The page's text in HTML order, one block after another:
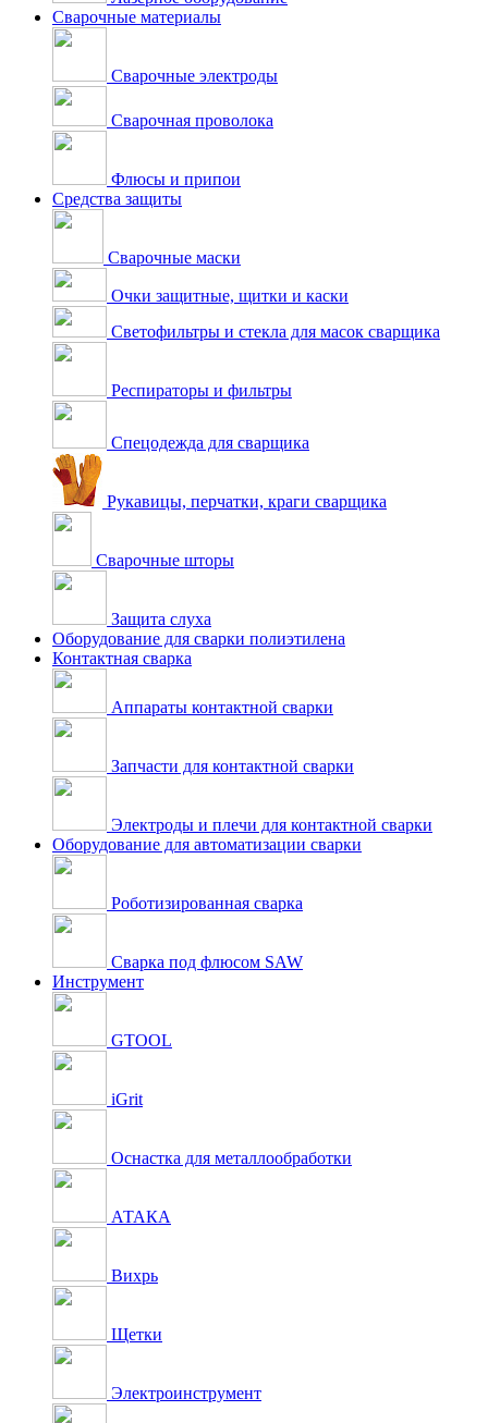
Сварочные материалы
Сварочные электроды
Сварочная проволока
Флюсы и припои
Средства защиты
Сварочные маски
Очки защитные, щитки и каски
Светофильтры и стекла для масок сварщика
Респираторы и фильтры
Спецодежда для сварщика
Рукавицы, перчатки, краги сварщика
Сварочные шторы
Защита слуха
Оборудование для сварки полиэтилена
Контактная сварка
Аппараты контактной сварки
Запчасти для контактной сварки
Электроды и плечи для контактной сварки
Оборудование для автоматизации сварки
Роботизированная сварка
Сварка под флюсом SAW
Инструмент
GTOOL
iGrit
Оснастка для металлообработки
АТАКА
Вихрь
Щетки
Электроинструмент